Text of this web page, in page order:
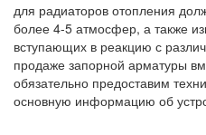
для радиаторов отопления
более 4-5 атмосфер, а также
вступающих в реакцию с
продаже запорной арматуры
обязательно предоставим
основную информацию об